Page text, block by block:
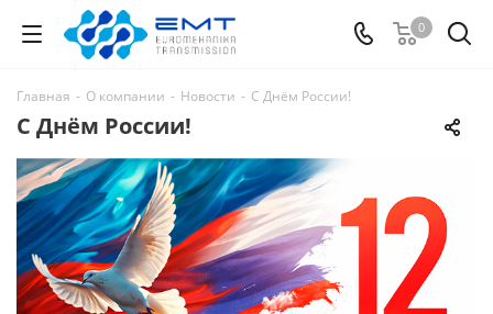
0
Главная - О компании - Новости - С Днём России!
С Днём России!